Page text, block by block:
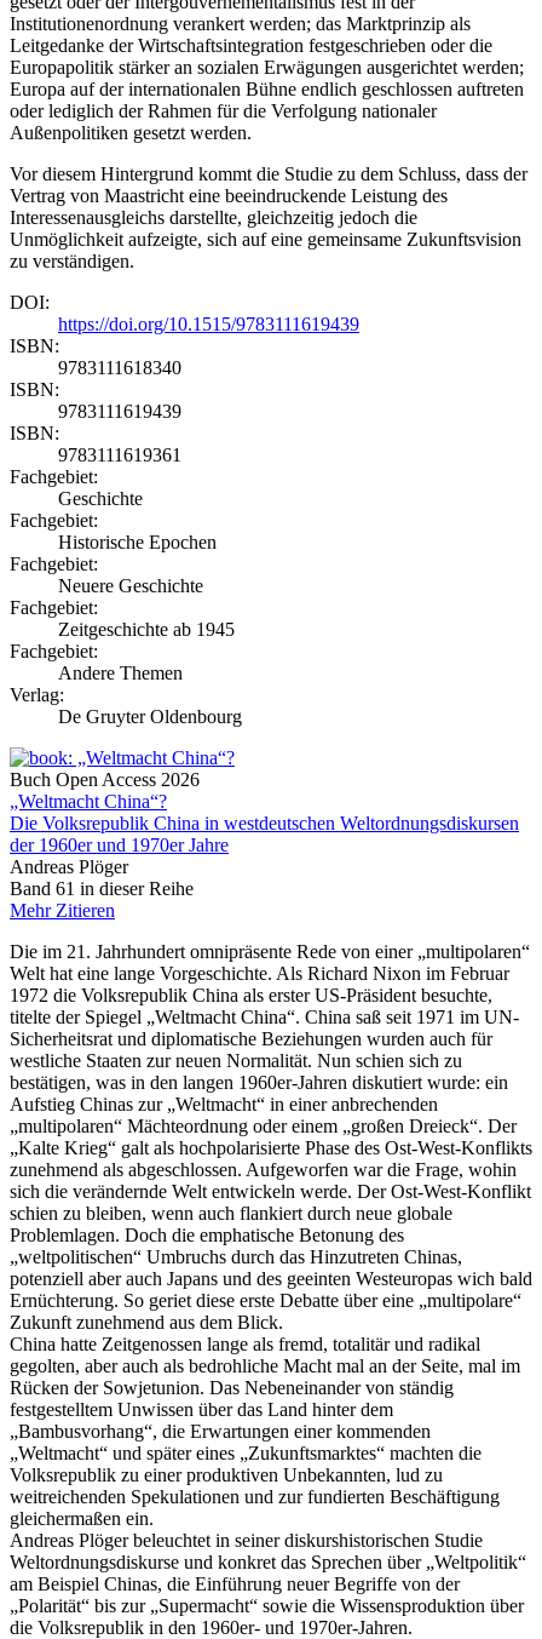
Institutionenordnung verankert werden; das Marktprinzip als
Leitgedanke der Wirtschaftsintegration festgeschrieben oder die
Europapolitik stärker an sozialen Erwägungen ausgerichtet werden;
Europa auf der internationalen Bühne endlich geschlossen auftreten
oder lediglich der Rahmen für die Verfolgung nationaler
Außenpolitiken gesetzt werden.
Vor diesem Hintergrund kommt die Studie zu dem Schluss, dass der
Vertrag von Maastricht eine beeindruckende Leistung des
Interessenausgleichs darstellte, gleichzeitig jedoch die
Unmöglichkeit aufzeigte, sich auf eine gemeinsame Zukunftsvision
zu verständigen.
DOI:
https://doi.org/10.1515/9783111619439
ISBN:
9783111618340
ISBN:
9783111619439
ISBN:
9783111619361
Fachgebiet:
Geschichte
Fachgebiet:
Historische Epochen
Fachgebiet:
Neuere Geschichte
Fachgebiet:
Zeitgeschichte ab 1945
Fachgebiet:
Andere Themen
Verlag:
De Gruyter Oldenbourg
Buch Open Access 2026
„Weltmacht China“?
Die Volksrepublik China in westdeutschen Weltordnungsdiskursen
der 1960er und 1970er Jahre
Andreas Plöger
Band 61 in dieser Reihe
Mehr Zitieren
Die im 21. Jahrhundert omnipräsente Rede von einer „multipolaren“
Welt hat eine lange Vorgeschichte. Als Richard Nixon im Februar
1972 die Volksrepublik China als erster US-Präsident besuchte,
titelte der Spiegel „Weltmacht China“. China saß seit 1971 im UN-
Sicherheitsrat und diplomatische Beziehungen wurden auch für
westliche Staaten zur neuen Normalität. Nun schien sich zu
bestätigen, was in den langen 1960er-Jahren diskutiert wurde: ein
Aufstieg Chinas zur „Weltmacht“ in einer anbrechenden
„multipolaren“ Mächteordnung oder einem „großen Dreieck“. Der
„Kalte Krieg“ galt als hochpolarisierte Phase des Ost-West-Konflikts
zunehmend als abgeschlossen. Aufgeworfen war die Frage, wohin
sich die verändernde Welt entwickeln werde. Der Ost-West-Konflikt
schien zu bleiben, wenn auch flankiert durch neue globale
Problemlagen. Doch die emphatische Betonung des
„weltpolitischen“ Umbruchs durch das Hinzutreten Chinas,
potenziell aber auch Japans und des geeinten Westeuropas wich bald
Ernüchterung. So geriet diese erste Debatte über eine „multipolare“
Zukunft zunehmend aus dem Blick.
China hatte Zeitgenossen lange als fremd, totalitär und radikal
gegolten, aber auch als bedrohliche Macht mal an der Seite, mal im
Rücken der Sowjetunion. Das Nebeneinander von ständig
festgestelltem Unwissen über das Land hinter dem
„Bambusvorhang“, die Erwartungen einer kommenden
„Weltmacht“ und später eines „Zukunftsmarktes“ machten die
Volksrepublik zu einer produktiven Unbekannten, lud zu
weitreichenden Spekulationen und zur fundierten Beschäftigung
gleichermaßen ein.
Andreas Plöger beleuchtet in seiner diskurshistorischen Studie
Weltordnungsdiskurse und konkret das Sprechen über „Weltpolitik“
am Beispiel Chinas, die Einführung neuer Begriffe von der
„Polarität“ bis zur „Supermacht“ sowie die Wissensproduktion über
die Volksrepublik in den 1960er- und 1970er-Jahren.